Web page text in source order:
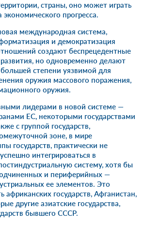
страны, оно может играть
экономического прогресса.
международная система,
и демократизация
создают беспрецедентные
но одновременно делают
степени уязвимой для
оружия массового поражения,
оружия.
лидерами в новой системе —
ЕС, некоторыми государствами
с группой государств,
зоне, в мире
государств, практически не
интегрироваться в
систему, хотя бы
и периферийных —
ее элементов. Это
африканских государств, Афганистан,
другие азиатские государства,
бывшего СССР.